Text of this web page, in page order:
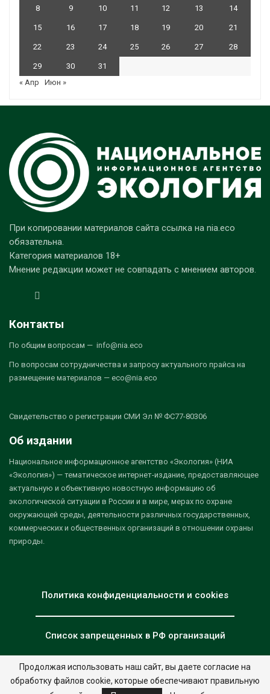
8 9 10 11 12 13 14
15 16 17 18 19 20 21
22 23 24 25 26 27 28
29 30
31
« Апр
Июн »
При копировании материалов сайта ссылка на nia.eco
обязательна.
Категория материалов 18+
Мнение редакции может не совпадать с мнением авторов.
Контакты
По общим вопросам — info@nia.eco
По вопросам сотрудничества и запросу актуального прайса на
размещение материалов — eco@nia.eco
Свидетельство о регистрации СМИ Эл № ФС77-80306
Об издании
Национальное информационное агентство «Экология» (НИА
«Экология») — тематическое интернет-издание, предоставляющее
актуальную и объективную новостную информацию об
экологической ситуации в России и в мире, мерах по охране
окружающей среды, деятельности различных государственных,
коммерческих и общественных организаций в отношении охраны
природы.
Политика конфиденциальности и cookies
Список запрещенных в РФ организаций
© 2026 - НИА "Экология". Все права защищены. Дизайн:nia.eco
Продолжая использовать наш сайт, вы даете согласие на
обработку файлов cookie, которые обеспечивают правильную